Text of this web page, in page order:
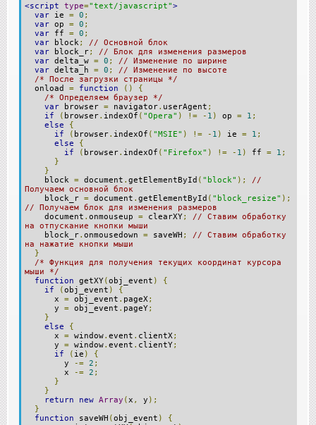
<script type="text/javascript">
var ie = 0 ;
var op = 0 ;
var ff = 0 ;
var block;
// Основной блок
var block_r;
// Блок для изменения размеров
var delta_w = 0 ;
// Изменение по ширине
var delta_h = 0 ;
// Изменение по высоте
/* После загрузки страницы */
onload = function ()
{
/* Определяем браузер */
var browser = navigator. userAgent ;
if
( browser. indexOf ( "Opera" ) != - 1 ) op = 1 ;
else
{
if
( browser. indexOf ( "MSIE" ) != - 1 ) ie = 1 ;
else
{
if
( browser. indexOf ( "Firefox" ) != - 1 ) ff = 1 ;
}
}
block = document . getElementById ( "block" );
//
Получаем основной блок
block_r = document . getElementById ( "block_resize" );
// Получаем блок для изменения размеров
document . onmouseup = clearXY;
// Ставим обработку
на отпускание кнопки мыши
block_r. onmousedown = saveWH ;
// Ставим обработку
на нажатие кнопки мыши
}
/* Функция для получения текущих координат курсора
мыши */
function getXY(obj_event )
{
if
(obj_event )
{
x = obj_event . pageX;
y = obj_event . pageY;
}
else
{
x = window. event . clientX;
y = window. event . clientY;
if
( ie )
{
y
-= 2 ;
x
-= 2 ;
}
}
return
new Array (x , y );
}
function saveWH (obj_event )
{